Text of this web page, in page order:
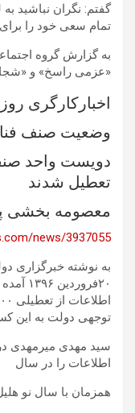
گفتم: نگران نباشید
تمام سعی خود را
به گزارش گروه
«عزمی راسخ» و
اخبارکارگری
وضعیت صنف
دویست واحد
تعطیل شدند
معصومه بخشی
news/3937055
به نوشته خبرگزاری
توجهی دولت به این
سید مهدی میرمهدی در
اطلاعات را در سال
همزمان با سال نو